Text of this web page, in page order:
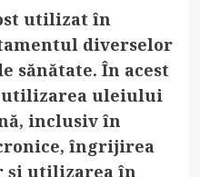
utilizat în
diverselor
sănătate. În acest
utilizarea uleiului
inclusiv în
îngrijirea
și utilizarea în